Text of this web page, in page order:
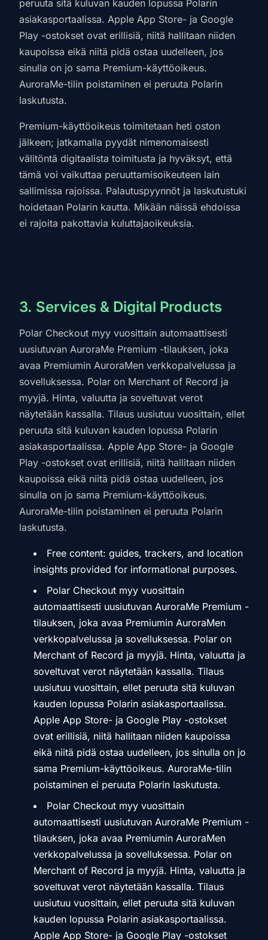
peruuta sitä kuluvan kauden lopussa Polarin
asiakasportaalissa. Apple App Store- ja Google
Play -ostokset ovat erillisiä, niitä hallitaan niiden
kaupoissa eikä niitä pidä ostaa uudelleen, jos
sinulla on jo sama Premium-käyttöoikeus.
AuroraMe-tilin poistaminen ei peruuta Polarin
laskutusta.
Premium-käyttöoikeus toimitetaan heti oston
jälkeen; jatkamalla pyydät nimenomaisesti
välitöntä digitaalista toimitusta ja hyväksyt, että
tämä voi vaikuttaa peruuttamisoikeuteen lain
sallimissa rajoissa. Palautuspyynnöt ja laskutustuki
hoidetaan Polarin kautta. Mikään näissä ehdoissa
ei rajoita pakottavia kuluttajaoikeuksia.
3. Services & Digital Products
Polar Checkout myy vuosittain automaattisesti
uusiutuvan AuroraMe Premium -tilauksen, joka
avaa Premiumin AuroraMen verkkopalvelussa ja
sovelluksessa. Polar on Merchant of Record ja
myyjä. Hinta, valuutta ja soveltuvat verot
näytetään kassalla. Tilaus uusiutuu vuosittain, ellet
peruuta sitä kuluvan kauden lopussa Polarin
asiakasportaalissa. Apple App Store- ja Google
Play -ostokset ovat erillisiä, niitä hallitaan niiden
kaupoissa eikä niitä pidä ostaa uudelleen, jos
sinulla on jo sama Premium-käyttöoikeus.
AuroraMe-tilin poistaminen ei peruuta Polarin
laskutusta.
Free content: guides, trackers, and location
insights provided for informational purposes.
Polar Checkout myy vuosittain
automaattisesti uusiutuvan AuroraMe Premium -
tilauksen, joka avaa Premiumin AuroraMen
verkkopalvelussa ja sovelluksessa. Polar on
Merchant of Record ja myyjä. Hinta, valuutta ja
soveltuvat verot näytetään kassalla. Tilaus
uusiutuu vuosittain, ellet peruuta sitä kuluvan
kauden lopussa Polarin asiakasportaalissa.
Apple App Store- ja Google Play -ostokset
ovat erillisiä, niitä hallitaan niiden kaupoissa
eikä niitä pidä ostaa uudelleen, jos sinulla on jo
sama Premium-käyttöoikeus. AuroraMe-tilin
poistaminen ei peruuta Polarin laskutusta.
Polar Checkout myy vuosittain
automaattisesti uusiutuvan AuroraMe Premium -
tilauksen, joka avaa Premiumin AuroraMen
verkkopalvelussa ja sovelluksessa. Polar on
Merchant of Record ja myyjä. Hinta, valuutta ja
soveltuvat verot näytetään kassalla. Tilaus
uusiutuu vuosittain, ellet peruuta sitä kuluvan
kauden lopussa Polarin asiakasportaalissa.
Apple App Store- ja Google Play -ostokset